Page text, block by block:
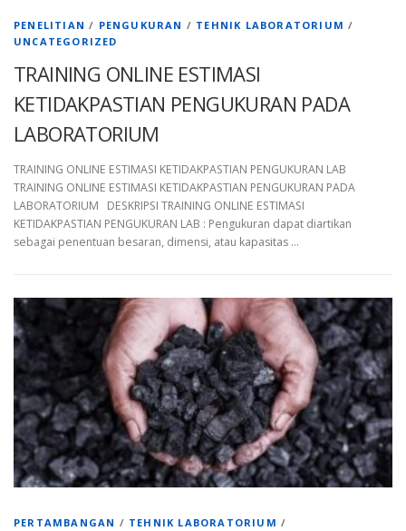
PENELITIAN / PENGUKURAN / TEHNIK LABORATORIUM /
UNCATEGORIZED
TRAINING ONLINE ESTIMASI
KETIDAKPASTIAN PENGUKURAN PADA
LABORATORIUM
TRAINING ONLINE ESTIMASI KETIDAKPASTIAN PENGUKURAN LAB
TRAINING ONLINE ESTIMASI KETIDAKPASTIAN PENGUKURAN PADA
LABORATORIUM DESKRIPSI TRAINING ONLINE ESTIMASI
KETIDAKPASTIAN PENGUKURAN LAB : Pengukuran dapat diartikan
sebagai penentuan besaran, dimensi, atau kapasitas …
PERTAMBANGAN / TEHNIK LABORATORIUM /